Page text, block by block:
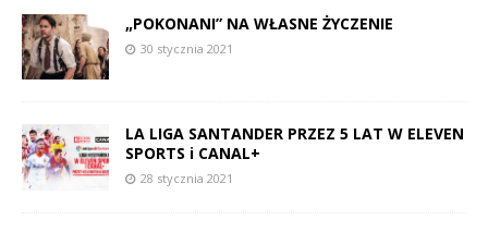
„POKONANI” NA WŁASNE ŻYCZENIE
30 stycznia 2021
LA LIGA SANTANDER PRZEZ 5 LAT W ELEVEN
SPORTS i CANAL+
28 stycznia 2021